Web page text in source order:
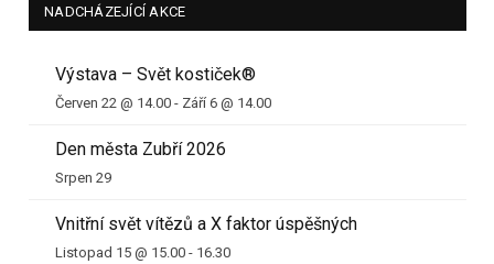
NADCHÁZEJÍCÍ AKCE
Výstava – Svět kostiček®
Červen 22 @ 14.00 - Září 6 @ 14.00
Den města Zubří 2026
Srpen 29
Vnitřní svět vítězů a X faktor úspěšných
Listopad 15 @ 15.00 - 16.30